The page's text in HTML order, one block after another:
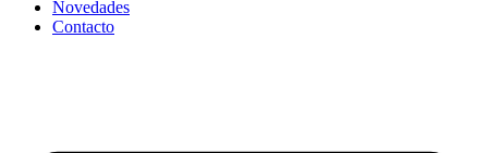
Novedades
Contacto